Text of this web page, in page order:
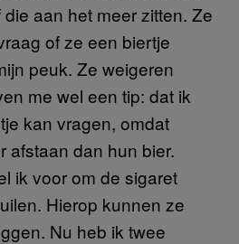
aan het meer zitten. Ze
of ze een biertje
peuk. Ze weigeren
me wel een tip: dat ik
kan vragen, omdat
afstaan dan hun bier.
ik voor om de sigaret
Hierop kunnen ze
Nu heb ik twee